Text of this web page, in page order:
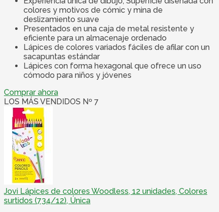
colores y motivos de cómic y mina de
deslizamiento suave
Presentados en una caja de metal resistente y
eficiente para un almacenaje ordenado
Lápices de colores variados fáciles de afilar con un
sacapuntas estándar
Lápices con forma hexagonal que ofrece un uso
cómodo para niños y jóvenes
Comprar ahora
LOS MÁS VENDIDOS Nº 7
Jovi Lápices de colores Woodless, 12 unidades, Colores
surtidos (734/12), Única